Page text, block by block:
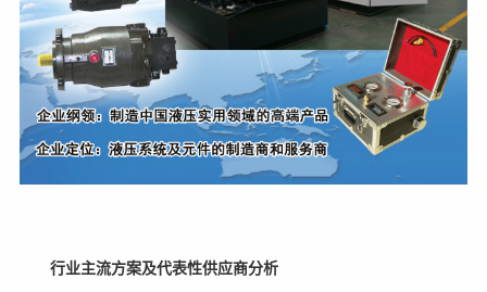
行业主流方案及代表性供应商分析